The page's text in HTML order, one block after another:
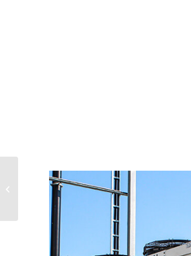
Frukt- og
grønnsaksbonde nær
Osnabrück